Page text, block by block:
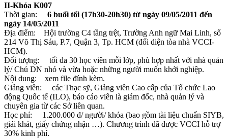
II-Khóa K007
Thời gian: 6 buổi tối (17h30-20h30) từ ngày 09/05/2011 đến
ngày 14/05/2011
Địa điểm: Hội trường C4 tầng trệt, Trường Anh ngữ Mai Linh, số
214 Võ Thị Sáu, P.7, Quận 3, Tp. HCM (đối diện tòa nhà VCCI-
HCM).
Đối tượng: tối đa 30 học viên mỗi lớp, phù hợp nhất với nhà quản
lý/ Chủ DN nhỏ và vừa hoặc những người muốn khởi nghiệp.
Nội dung: xem file đính kèm.
Giảng viên: các Thạc sỹ, Giảng viên Cao cấp của Tổ chức Lao
động Quốc tế (ILO), báo cáo viên là giám đốc, nhà quản lý và
chuyên gia từ các Sở liên quan.
Học phí: 1.200.000 đ/ người/ khóa (bao gồm tài liệu chuẩn SIYB,
giải khát, giấy chứng nhận …). Chương trình đã được VCCI hỗ trợ
30% kinh phí.